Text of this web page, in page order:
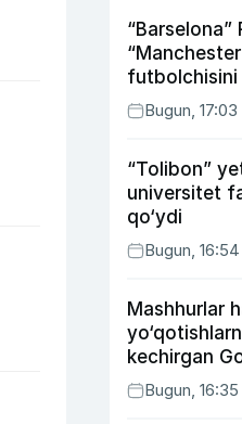
“Barselona”
Bugun, 17:03
“Tolibon”
universitet
qo‘ydi
Bugun, 16:54
Mashhurlar
kechirgan
Bugun, 16:35